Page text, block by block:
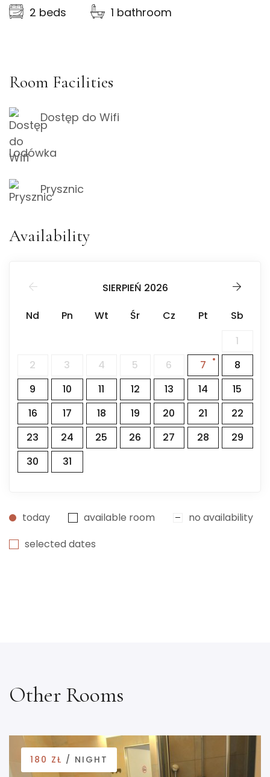
2 beds 1 bathroom
Room Facilities
Dostęp do Wifi
Lodówka
Prysznic
Availability
SIERPIEŃ 2026
Nd
Pn Wt Śr Cz Pt
Sb
1
2
3 4 5 6 7
8
9
10 11 12 13 14
15
16
17 18 19 20 21
22
23
24 25 26 27 28
29
30
31
today available room
no availability
selected dates
Other Rooms
180 ZŁ / NIGHT